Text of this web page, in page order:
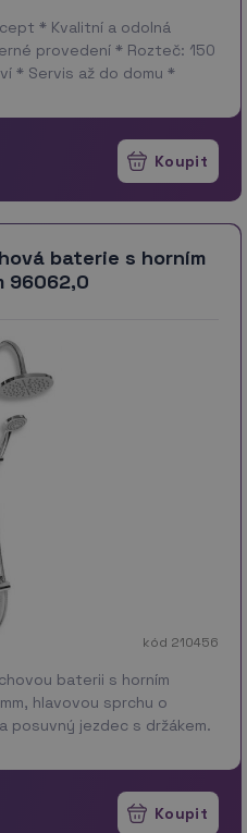
* Kvalitní a odolná
provedení * Rozteč: 150
* Servis až do domu *
baterie s horním
96062,0
kód 210456
baterii s horním
hlavovou sprchu o
posuvný jezdec s držákem.